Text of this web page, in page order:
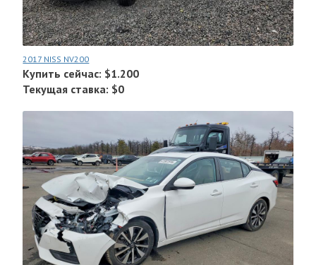
2017 NISS NV200
Купить сейчас: $1.200
Текущая ставка: $0